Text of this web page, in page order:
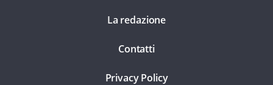
La redazione
Contatti
Privacy Policy